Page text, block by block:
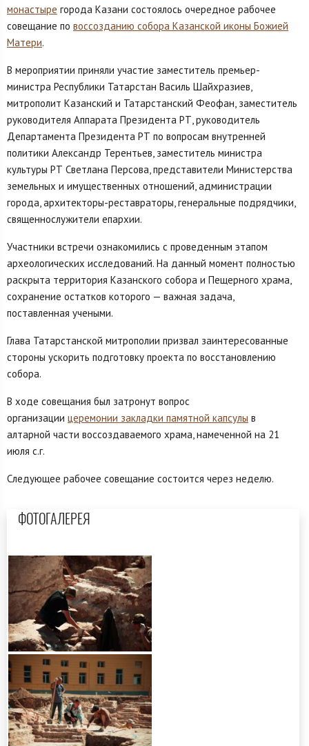
монастыре города Казани состоялось очередное рабочее
совещание по воссозданию собора Казанской иконы Божией
Матери.
В мероприятии приняли участие заместитель премьер-
министра Республики Татарстан Василь Шайхразиев,
митрополит Казанский и Татарстанский Феофан, заместитель
руководителя Аппарата Президента РТ, руководитель
Департамента Президента РТ по вопросам внутренней
политики Александр Терентьев, заместитель министра
культуры РТ Светлана Персова, представители Министерства
земельных и имущественных отношений, администрации
города, архитекторы-реставраторы, генеральные подрядчики,
священнослужители епархии.
Участники встречи ознакомились с проведенным этапом
археологических исследований. На данный момент полностью
раскрыта территория Казанского собора и Пещерного храма,
сохранение остатков которого — важная задача,
поставленная учеными.
Глава Татарстанской митрополии призвал заинтересованные
стороны ускорить подготовку проекта по восстановлению
собора.
В ходе совещания был затронут вопрос
организации церемонии закладки памятной капсулы в
алтарной части воссоздаваемого храма, намеченной на 21
июля с.г.
Следующее рабочее совещание состоится через неделю.
ФОТОГАЛЕРЕЯ